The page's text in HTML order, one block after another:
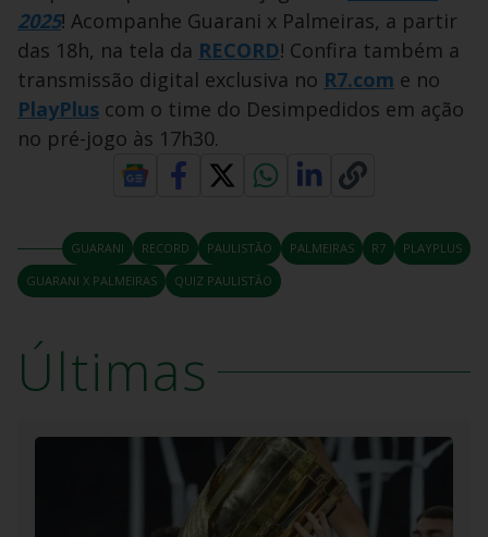
2025! Acompanhe Guarani x Palmeiras, a partir
das 18h, na tela da RECORD! Confira também a
transmissão digital exclusiva no R7.com e no
PlayPlus com o time do Desimpedidos em ação
no pré-jogo às 17h30.
GUARANI RECORD PAULISTÃO PALMEIRAS R7
PLAYPLUS
GUARANI X PALMEIRAS
QUIZ PAULISTÃO
Últimas